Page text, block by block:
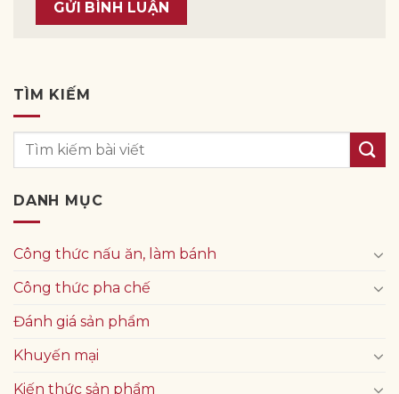
TÌM KIẾM
DANH MỤC
Công thức nấu ăn, làm bánh
Công thức pha chế
Đánh giá sản phẩm
Khuyến mại
Kiến thức sản phẩm